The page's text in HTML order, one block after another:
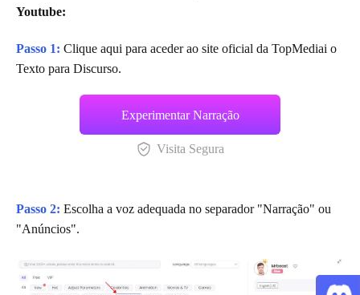
Youtube:
Passo 1: Clique aqui para aceder ao site oficial da TopMediai o
Texto para Discurso.
Experimentar Narração
Visita Segura
Passo 2: Escolha a voz adequada no separador "Narração" ou
"Anúncios".